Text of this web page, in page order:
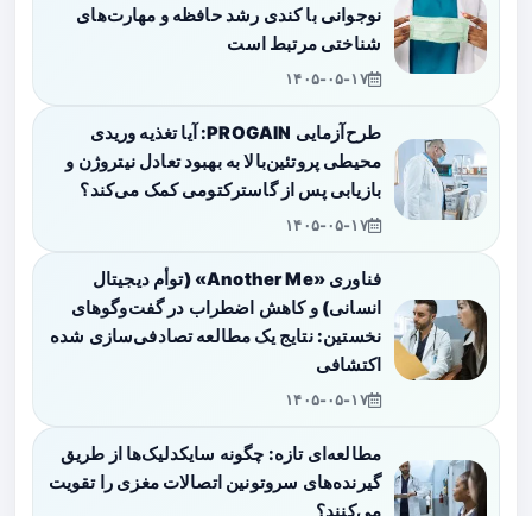
نوجوانی با کندی رشد حافظه و مهارت‌های
شناختی مرتبط است
۱۴۰۵-۰۵-۱۷
طرح‌آزمایی PROGAIN: آیا تغذیه وریدی
محیطی پروتئین‌بالا به بهبود تعادل نیتروژن و
بازیابی پس از گاسترکتومی کمک می‌کند؟
۱۴۰۵-۰۵-۱۷
فناوری «Another Me» (توأم دیجیتال
انسانی) و کاهش اضطراب در گفت‌وگوهای
نخستین: نتایج یک مطالعه تصادفی‌سازی شده
اکتشافی
۱۴۰۵-۰۵-۱۷
مطالعه‌ای تازه: چگونه سایکدلیک‌ها از طریق
گیرنده‌های سروتونین اتصالات مغزی را تقویت